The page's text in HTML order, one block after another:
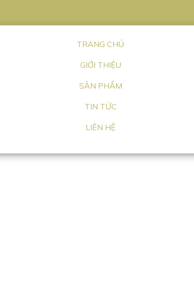
TRANG CHỦ
GIỚI THIỆU
SẢN PHẨM
TIN TỨC
LIÊN HỆ